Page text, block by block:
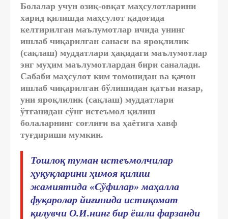
Болалар учун озиқ-овқат маҳсулотларини
харид қилишда маҳсулот қадоғида
келтирилган маълумотлар ичида унинг
ишлаб чиқарилган санаси ва яроқлилик
(сақлаш) муддатлари ҳақидаги маълумотлар
энг муҳим маълумотлардан бири саналади.
Сабаби маҳсулот ким томонидан ва қачон
ишлаб чиқарилган бўлишидан қатъи назар,
уни яроқлилик (сақлаш) муддатлари
ўтганидан сўнг истеъмол қилиш
болаларнинг соғлиғи ва ҳаётига хавф
туғдириши мумкин.
Тошлоқ туман истеъмолчилар
ҳуқуқларини ҳимоя қилиш
жамиятида «Сўфилар» маҳалла
фуқаролар йиғинида истиқомат
қилувчи О.И.нинг бир ёшли фарзанди